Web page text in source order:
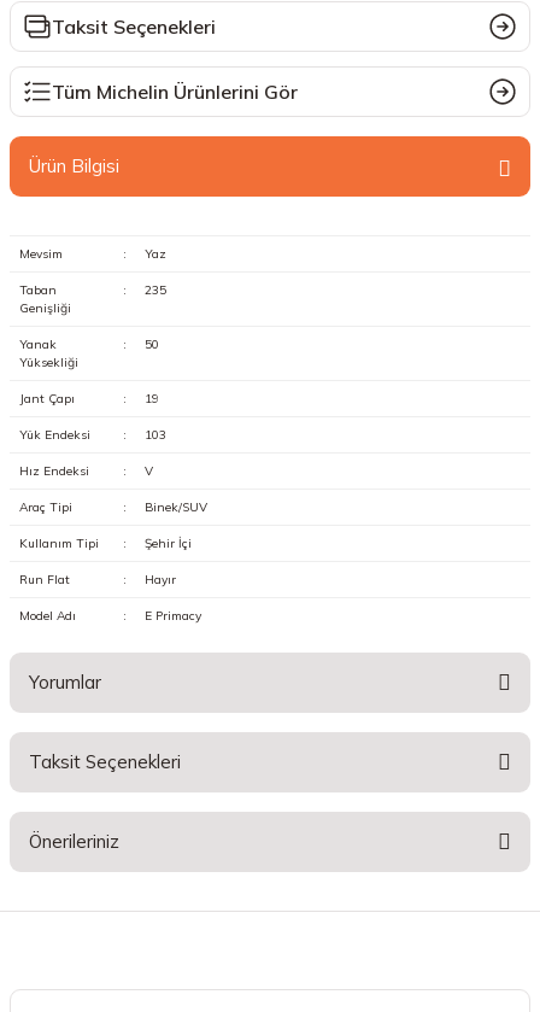
Taksit Seçenekleri
Tüm Michelin Ürünlerini Gör
Ürün Bilgisi
Mevsim : Yaz
Taban
Genişliği
: 235
Yanak
Yüksekliği
: 50
Jant Çapı : 19
Yük Endeksi : 103
Hız Endeksi : V
Araç Tipi : Binek/SUV
Kullanım Tipi : Şehir İçi
Run Flat : Hayır
Model Adı : E Primacy
Yorumlar
Taksit Seçenekleri
Önerileriniz